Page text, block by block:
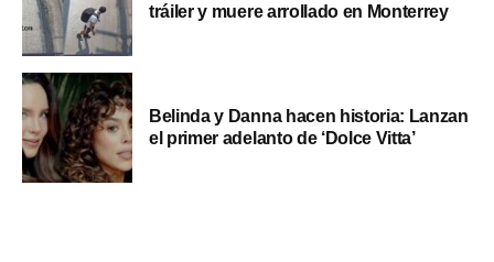
tráiler y muere arrollado en Monterrey
Belinda y Danna hacen historia: Lanzan
el primer adelanto de ‘Dolce Vitta’